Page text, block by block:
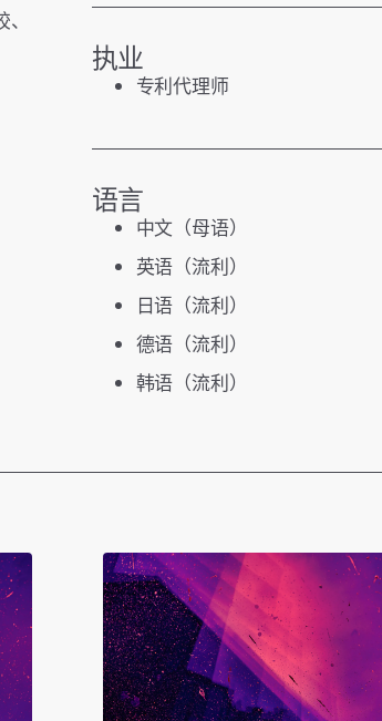
执业
专利代理师
语言
中文（母语）
英语（流利）
日语（流利）
德语（流利）
韩语（流利）